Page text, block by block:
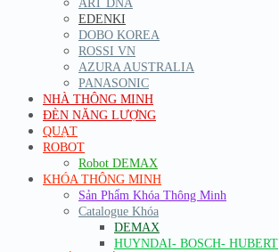
ART DNA
EDENKI
DOBO KOREA
ROSSI VN
AZURA AUSTRALIA
PANASONIC
NHÀ THÔNG MINH
ĐÈN NĂNG LƯỢNG
QUẠT
ROBOT
Robot DEMAX
KHÓA THÔNG MINH
Sản Phẩm Khóa Thông Minh
Catalogue Khóa
DEMAX
HUYNDAI- BOSCH- HUBERT